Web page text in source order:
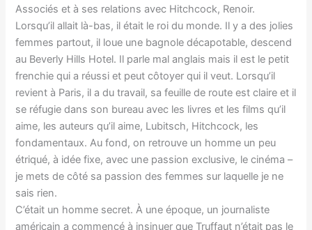
Associés et à ses relations avec Hitchcock, Renoir.
Lorsqu’il allait là-bas, il était le roi du monde. Il y a des jolies
femmes partout, il loue une bagnole décapotable, descend
au Beverly Hills Hotel. Il parle mal anglais mais il est le petit
frenchie qui a réussi et peut côtoyer qui il veut. Lorsqu’il
revient à Paris, il a du travail, sa feuille de route est claire et il
se réfugie dans son bureau avec les livres et les films qu’il
aime, les auteurs qu’il aime, Lubitsch, Hitchcock, les
fondamentaux. Au fond, on retrouve un homme un peu
étriqué, à idée fixe, avec une passion exclusive, le cinéma –
je mets de côté sa passion des femmes sur laquelle je ne
sais rien.
C’était un homme secret. À une époque, un journaliste
américain a commencé à insinuer que Truffaut n’était pas le